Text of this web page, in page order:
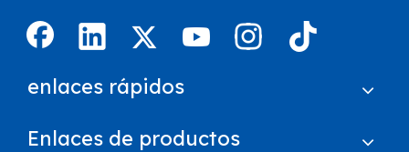
enlaces rápidos
Enlaces de productos